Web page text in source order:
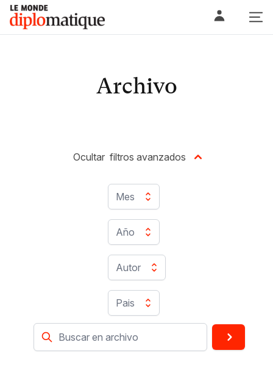
Skip
content
Le monde diplomatique
Archivo
Mes
Año
Autor
Pais
Ocultar filtros avanzados